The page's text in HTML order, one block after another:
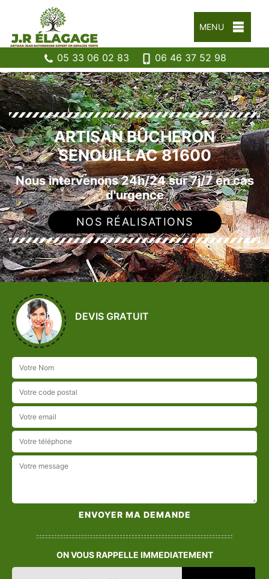
MENU
05 33 06 02 83 06 46 37 52 98
ARTISAN BÛCHERON
SENOUILLAC 81600
Nous intervenons 24h/24 sur 7j/7 en cas
d'urgence
NOS RÉALISATIONS
DEVIS GRATUIT
ON VOUS RAPPELLE IMMEDIATEMENT